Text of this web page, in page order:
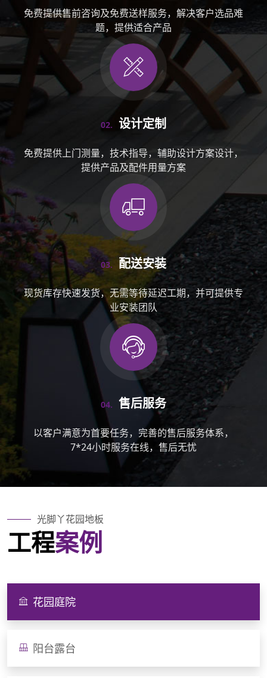
免费提供售前咨询及免费送样服务，解决客户选品难
题，提供适合产品
02. 设计定制
免费提供上门测量，技术指导，辅助设计方案设计，
提供产品及配件用量方案
03. 配送安装
现货库存快速发货，无需等待延迟工期，并可提供专
业安装团队
04. 售后服务
以客户满意为首要任务，完善的售后服务体系，
7*24小时服务在线，售后无忧
光脚丫花园地板
工程案例
花园庭院
阳台露台